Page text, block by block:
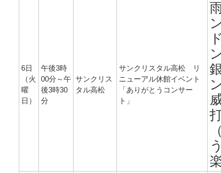
6日
（火
曜
日）
午後3時
00分～午
後3時30
分
サンクリス
タル高松
サンクリスタル高松 リ
ニューアル休館イベント
「ありがとうコンサー
ト」